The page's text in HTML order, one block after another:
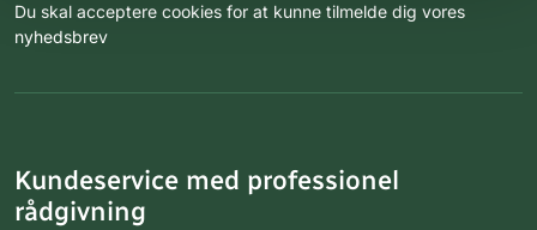
Du skal acceptere cookies for at kunne tilmelde dig vores
nyhedsbrev
Kundeservice med professionel
rådgivning